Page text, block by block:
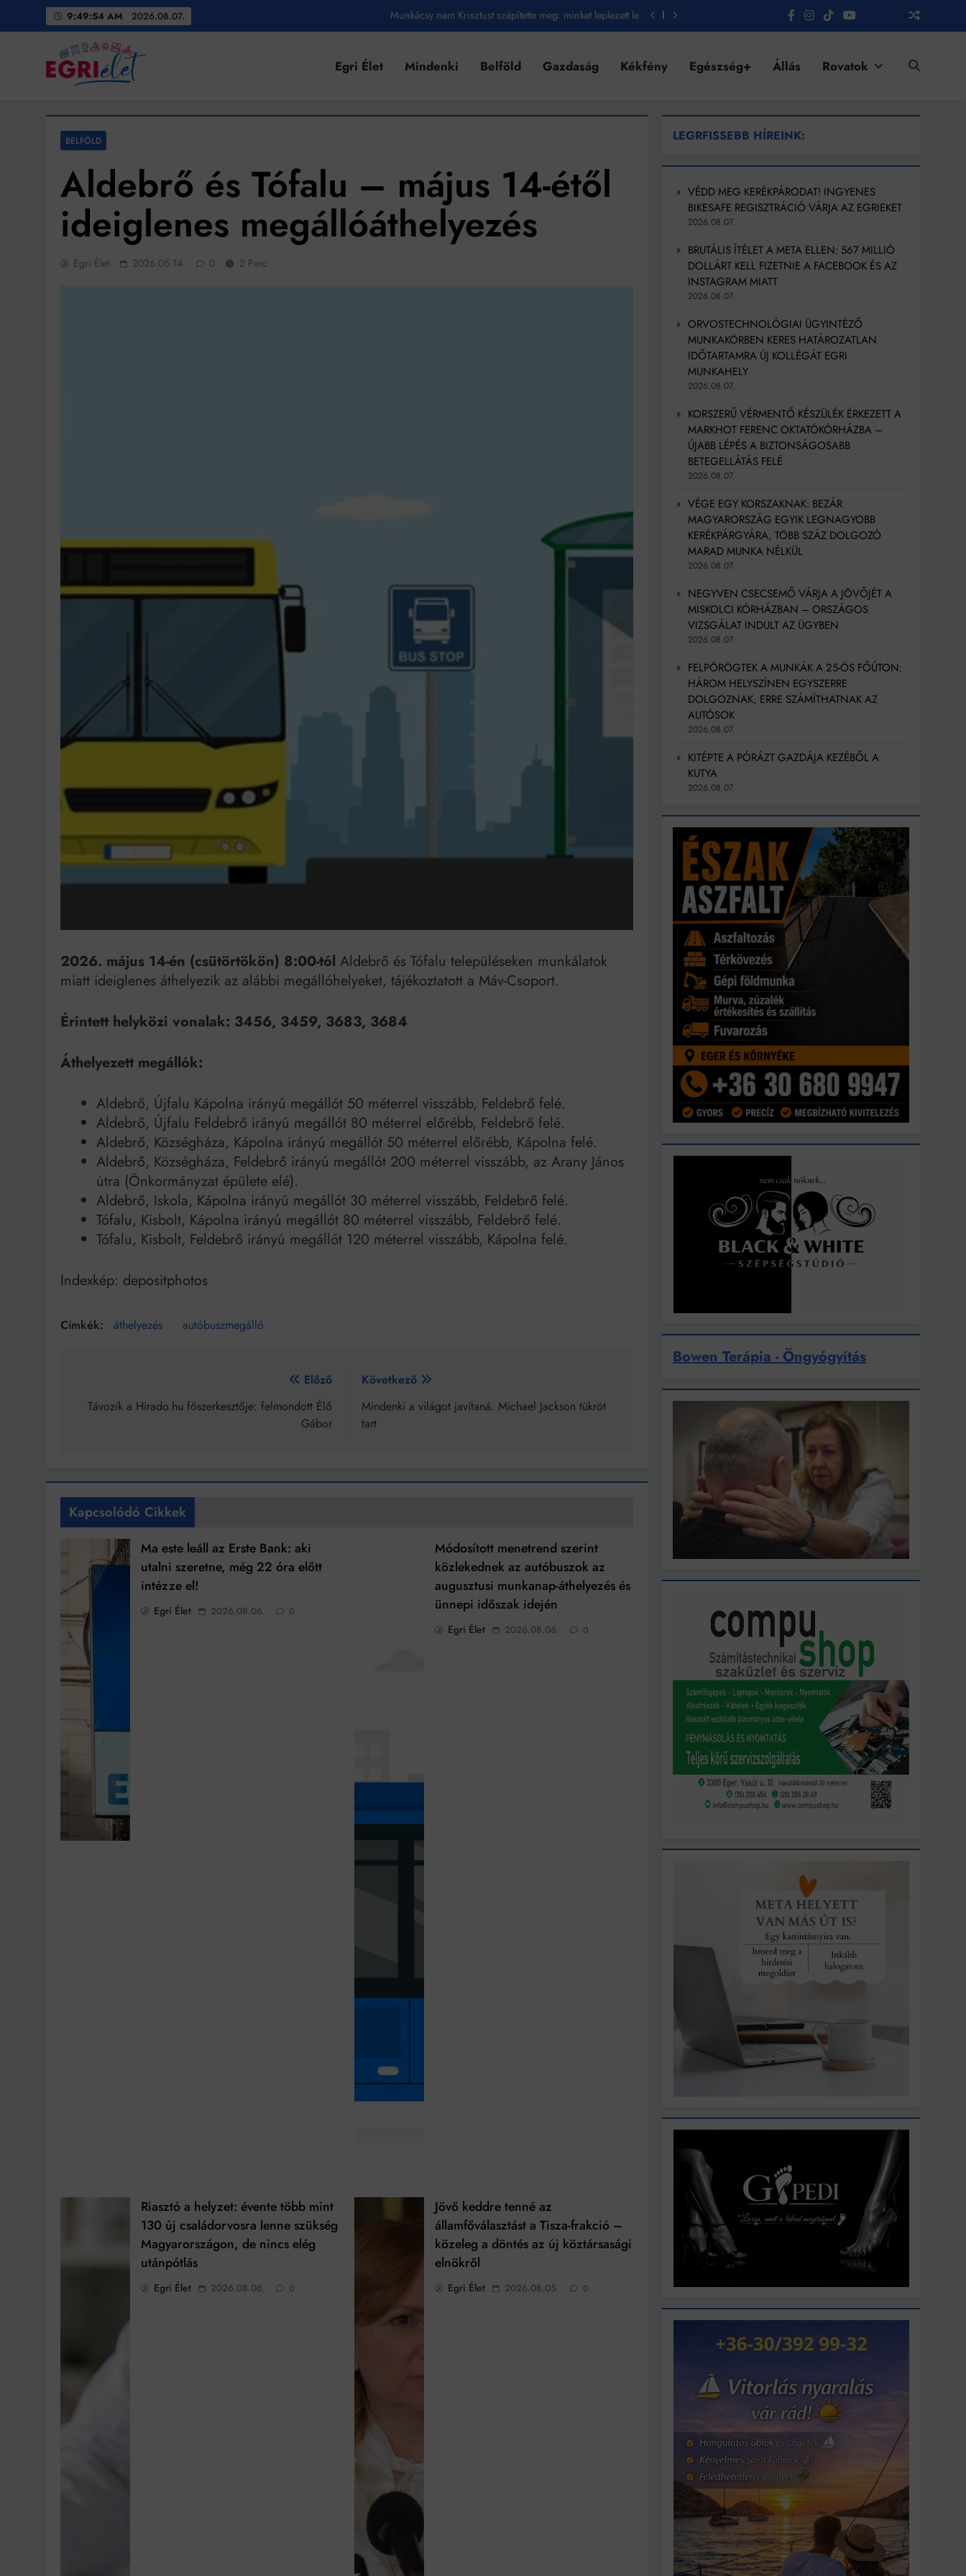
9:49:56 AM 2026.08.07.
Munkácsy nem Krisztust szépítette meg: minket leplezett le
Amikor a Tetris boldogabbá tesz, mint a szerelem
Ki akarsz törni. De miből?
Az öregség nem csak ránc?
Az ördög még mindig Pradát visel. De te miért öltözöl hozzá?
Ki akarsz törni. De miből?
Az öregség nem csak ránc?
Az ördög még mindig Pradát visel. De te miért öltözöl hozzá?
Móricz Zsigmond: falusi író vagy boncmester?
Mindenki a világot akarja uralni – de nem csak a 80-as években
Egri Élet
Egri Élet Mindenki Belföld Gazdaság Kékfény Egészség+ Állás Rovatok
BELFÖLD
Aldebrő és Tófalu – május 14-étől
ideiglenes megállóáthelyezés
Egri Élet 2026.05.14. 0 2 Perc
2026. május 14-én (csütörtökön) 8:00-tól Aldebrő és Tófalu településeken munkálatok
miatt ideiglenes áthelyezik az alábbi megállóhelyeket, tájékoztatott a Máv-Csoport.
Érintett helyközi vonalak: 3456, 3459, 3683, 3684
Áthelyezett megállók:
Aldebrő, Újfalu Kápolna irányú megállót 50 méterrel visszább, Feldebrő felé.
Aldebrő, Újfalu Feldebrő irányú megállót 80 méterrel előrébb, Feldebrő felé.
Aldebrő, Községháza, Kápolna irányú megállót 50 méterrel előrébb, Kápolna felé.
Aldebrő, Községháza, Feldebrő irányú megállót 200 méterrel visszább, az Arany János
útra (Önkormányzat épülete elé).
Aldebrő, Iskola, Kápolna irányú megállót 30 méterrel visszább, Feldebrő felé.
Tófalu, Kisbolt, Kápolna irányú megállót 80 méterrel visszább, Feldebrő felé.
Tófalu, Kisbolt, Feldebrő irányú megállót 120 méterrel visszább, Kápolna felé.
Indexkép: depositphotos
áthelyezés autóbuszmegálló
navigáció
Előző
Távozik a Hirado.hu főszerkesztője: felmondott Élő
Gábor
Következő
Mindenki a világot javítaná. Michael Jackson tükröt
tart
Kapcsolódó Cikkek
Ma este leáll az Erste Bank: aki
utalni szeretne, még 22 óra előtt
intézze el!
Egri Élet 2026.08.06. 0
Módosított menetrend szerint
közlekednek az autóbuszok az
augusztusi munkanap-áthelyezés és
ünnepi időszak idején
Egri Élet 2026.08.06. 0
Riasztó a helyzet: évente több mint
130 új családorvosra lenne szükség
Magyarországon, de nincs elég
utánpótlás
Egri Élet 2026.08.06. 0
Jövő keddre tenné az
államfőválasztást a Tisza-frakció –
közeleg a döntés az új köztársasági
elnökről
Egri Élet 2026.08.05. 0
LEGRFISSEBB HÍREINK:
VÉDD MEG KERÉKPÁRODAT! INGYENES
BIKESAFE REGISZTRÁCIÓ VÁRJA AZ EGRIEKET
2026.08.07.
BRUTÁLIS ÍTÉLET A META ELLEN: 567 MILLIÓ
DOLLÁRT KELL FIZETNIE A FACEBOOK ÉS AZ
INSTAGRAM MIATT
2026.08.07.
ORVOSTECHNOLÓGIAI ÜGYINTÉZŐ
MUNKAKÖRBEN KERES HATÁROZATLAN
IDŐTARTAMRA ÚJ KOLLÉGÁT EGRI
MUNKAHELY
2026.08.07.
KORSZERŰ VÉRMENTŐ KÉSZÜLÉK ÉRKEZETT A
MARKHOT FERENC OKTATÓKÓRHÁZBA –
ÚJABB LÉPÉS A BIZTONSÁGOSABB
BETEGELLÁTÁS FELÉ
2026.08.07.
VÉGE EGY KORSZAKNAK: BEZÁR
MAGYARORSZÁG EGYIK LEGNAGYOBB
KERÉKPÁRGYÁRA, TÖBB SZÁZ DOLGOZÓ
MARAD MUNKA NÉLKÜL
2026.08.07.
NEGYVEN CSECSEMŐ VÁRJA A JÖVŐJÉT A
MISKOLCI KÓRHÁZBAN – ORSZÁGOS
VIZSGÁLAT INDULT AZ ÜGYBEN
2026.08.07.
FELPÖRÖGTEK A MUNKÁK A 25-ÖS FŐÚTON:
HÁROM HELYSZÍNEN EGYSZERRE
DOLGOZNAK, ERRE SZÁMÍTHATNAK AZ
AUTÓSOK
2026.08.07.
KITÉPTE A PÓRÁZT GAZDÁJA KEZÉBŐL A
KUTYA
2026.08.07.
Bowen Terápia - Öngyógyítás